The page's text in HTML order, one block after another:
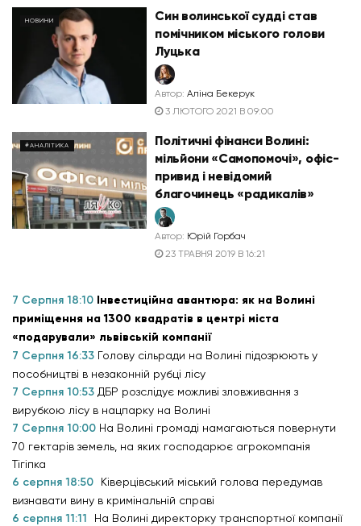
НОВИНИ
Син волинської судді став
помічником міського голови
Луцька
Автор: Аліна Бекерук
3 ЛЮТОГО 2021 В 09:00
#АНАЛІТИКА
Політичні фінанси Волині:
мільйони «Самопомочі», офіс-
привид і невідомий
благочинець «радикалів»
Автор: Юрій Горбач
23 ТРАВНЯ 2019 В 16:21
7 Серпня 18:10 Інвестиційна авантюра: як на Волині
приміщення на 1300 квадратів в центрі міста
«подарували» львівській компанії
7 Серпня 16:33 Голову сільради на Волині підозрюють у
пособництві в незаконній рубці лісу
7 Серпня 10:53 ДБР розслідує можливі зловживання з
вирубкою лісу в нацпарку на Волині
7 Серпня 10:00 На Волині громаді намагаються повернути
70 гектарів земель, на яких господарює агрокомпанія
Тігіпка
6 серпня 18:50
Ківерцівський міський голова передумав
визнавати вину в кримінальній справі
6 серпня 11:11
На Волині директорку транспортної компанії